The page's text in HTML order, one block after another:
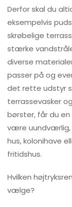
Derfor skal du
eksempelvis
skrøbelige
stærke
diverse
passer på og
det rette udstyr
terrassevasker
børster, får du en
være uundværlig,
hus, kolonihave
fritidshus.
Hvilken
vælge?